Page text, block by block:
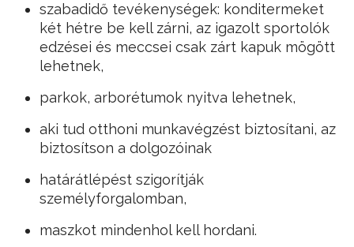
szabadidő tevékenységek: konditermeket
két hétre be kell zárni, az igazolt sportolók
edzései és meccsei csak zárt kapuk mögött
lehetnek,
parkok, arborétumok nyitva lehetnek,
aki tud otthoni munkavégzést biztosítani, az
biztosítson a dolgozóinak
határátlépést szigorítják
személyforgalomban,
maszkot mindenhol kell hordani.